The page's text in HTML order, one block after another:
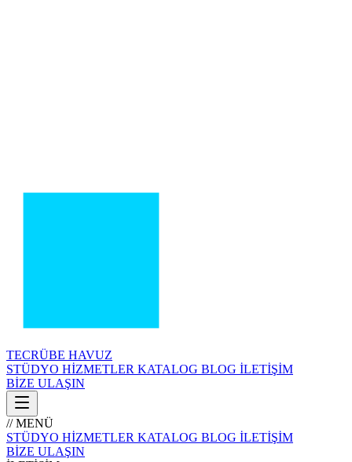
TECRÜBE HAVUZ
STÜDYO HİZMETLER KATALOG BLOG İLETİŞİM
BİZE ULAŞIN
// MENÜ
STÜDYO HİZMETLER KATALOG BLOG İLETİŞİM
BİZE ULAŞIN